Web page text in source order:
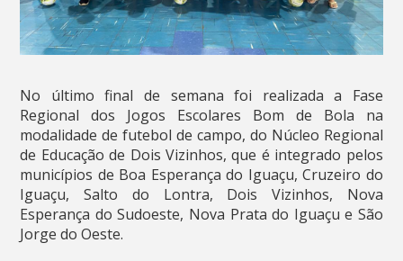
No último final de semana foi realizada a Fase
Regional dos Jogos Escolares Bom de Bola na
modalidade de futebol de campo, do Núcleo Regional
de Educação de Dois Vizinhos, que é integrado pelos
municípios de Boa Esperança do Iguaçu, Cruzeiro do
Iguaçu, Salto do Lontra, Dois Vizinhos, Nova
Esperança do Sudoeste, Nova Prata do Iguaçu e São
Jorge do Oeste.